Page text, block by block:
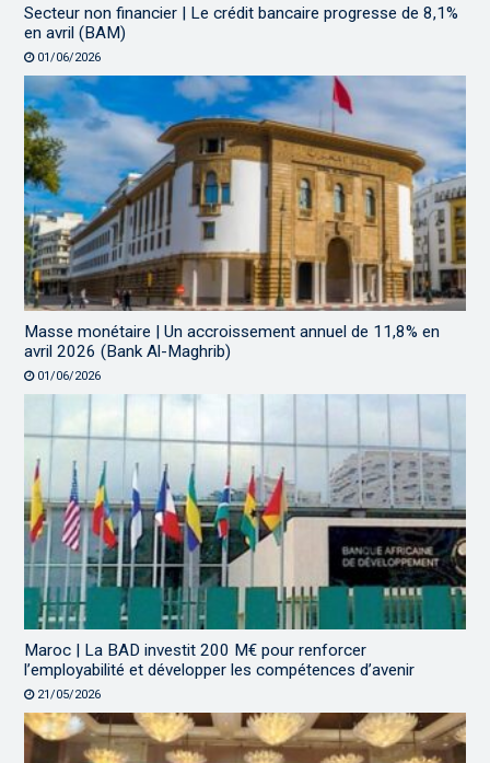
Secteur non financier | Le crédit bancaire progresse de 8,1%
en avril (BAM)
01/06/2026
Masse monétaire | Un accroissement annuel de 11,8% en
avril 2026 (Bank Al-Maghrib)
01/06/2026
Maroc | La BAD investit 200 M€ pour renforcer
l’employabilité et développer les compétences d’avenir
21/05/2026